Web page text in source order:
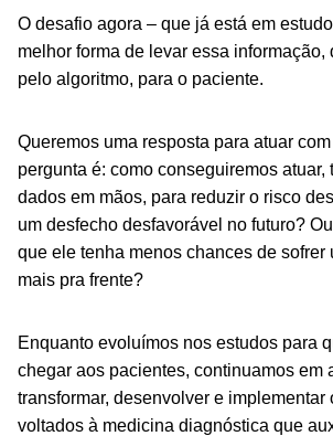
O desafio agora – que já está em
melhor forma de levar essa informação,
pelo algoritmo, para o paciente.
Queremos uma resposta para atuar
pergunta é: como conseguiremos atuar,
dados em mãos, para reduzir o risco
um desfecho desfavorável no futuro?
que ele tenha menos chances de sofrer
mais pra frente?
Enquanto evoluímos nos estudos para
chegar aos pacientes, continuamos em
transformar, desenvolver e implementar
voltados à medicina diagnóstica que